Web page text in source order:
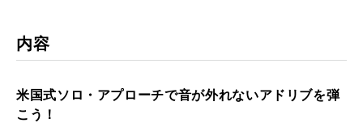
内容
米国式ソロ・アプローチで音が外れないアドリブを弾
こう！